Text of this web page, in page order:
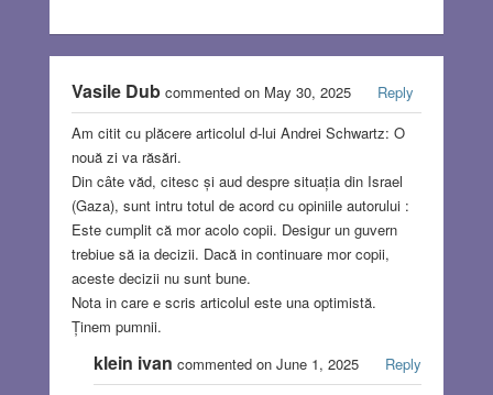
Vasile Dubcommented on May 30, 2025
Reply
Am citit cu plăcere articolul d-lui Andrei Schwartz: O
nouă zi va răsări.
Din câte văd, citesc și aud despre situația din Israel
(Gaza), sunt intru totul de acord cu opiniile autorului :
Este cumplit că mor acolo copii. Desigur un guvern
trebiue să ia decizii. Dacă in continuare mor copii,
aceste decizii nu sunt bune.
Nota in care e scris articolul este una optimistă.
Ținem pumnii.
klein ivan commented on June 1, 2025
Reply